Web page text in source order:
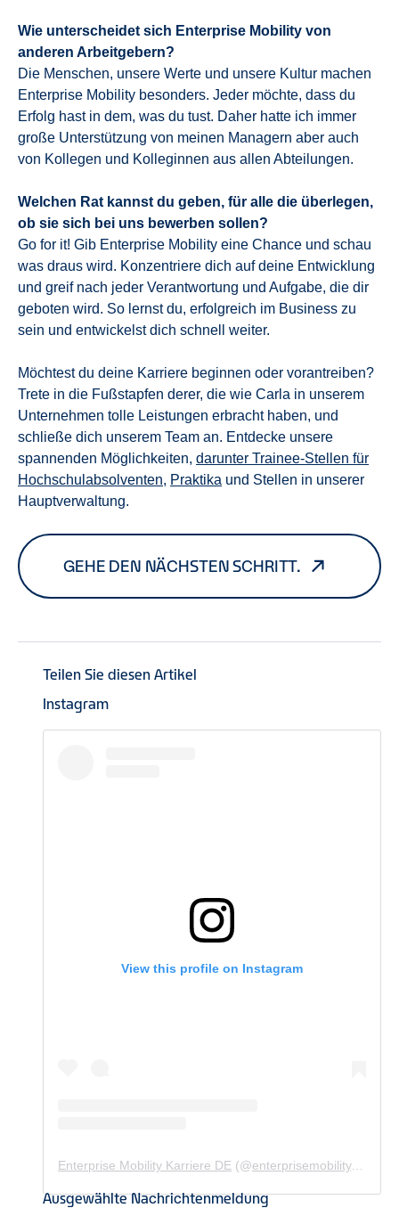
Wie unterscheidet sich Enterprise Mobility von
anderen Arbeitgebern?
Die Menschen, unsere Werte und unsere Kultur machen
Enterprise Mobility besonders. Jeder möchte, dass du
Erfolg hast in dem, was du tust. Daher hatte ich immer
große Unterstützung von meinen Managern aber auch
von Kollegen und Kolleginnen aus allen Abteilungen.
Welchen Rat kannst du geben, für alle die überlegen,
ob sie sich bei uns bewerben sollen?
Go for it! Gib Enterprise Mobility eine Chance und schau
was draus wird. Konzentriere dich auf deine Entwicklung
und greif nach jeder Verantwortung und Aufgabe, die dir
geboten wird. So lernst du, erfolgreich im Business zu
sein und entwickelst dich schnell weiter.
Möchtest du deine Karriere beginnen oder vorantreiben?
Trete in die Fußstapfen derer, die wie Carla in unserem
Unternehmen tolle Leistungen erbracht haben, und
schließe dich unserem Team an. Entdecke unsere
spannenden Möglichkeiten, darunter Trainee-Stellen für
Hochschulabsolventen, Praktika und Stellen in unserer
Hauptverwaltung.
GEHE DEN NÄCHSTEN SCHRITT.
Teilen Sie diesen Artikel
Instagram
View this profile on Instagram
Enterprise Mobility Karriere DE (@enterprisemobility.karriere.de
Ausgewählte Nachrichtenmeldung